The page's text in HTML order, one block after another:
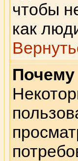
чтобы
как